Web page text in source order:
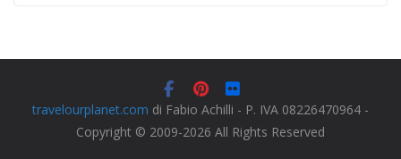
travelourplanet.com di Fabio Achilli - P. IVA 08226470964 -
Copyright © 2009-2026 All Rights Reserved